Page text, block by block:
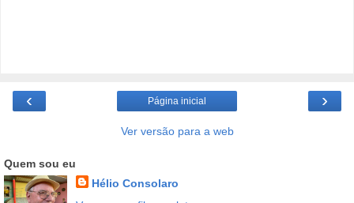
‹ ›
Página inicial
Ver versão para a web
Quem sou eu
Hélio Consolaro